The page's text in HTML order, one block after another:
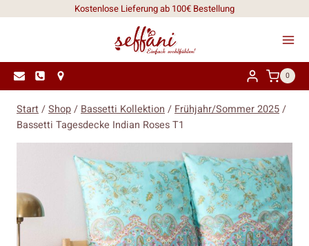
Kostenlose Lieferung ab 100€ Bestellung
0
Start/Shop/ Bassetti Kollektion / Frühjahr/Sommer 2025/
Bassetti Tagesdecke Indian Roses T1